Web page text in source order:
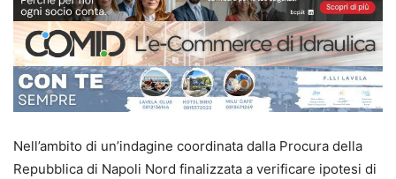
Nell’ambito di un’indagine coordinata dalla Procura della
Repubblica di Napoli Nord finalizzata a verificare ipotesi di